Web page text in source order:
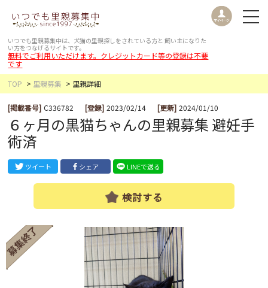
いつでも里親募集中は、犬猫の里親探しをされている方と 飼い主になりた
い方をつなげるサイトです。
無料でご利用いただけます。クレジットカード等の登録は不要
です
TOP
里親募集 里親詳細
[掲載番号] C336782 [登録] 2023/02/14 [更新] 2024/01/10
６ヶ月の黒猫ちゃんの里親募集 避妊手
術済
ツイート シェア LINEで送る
検討する